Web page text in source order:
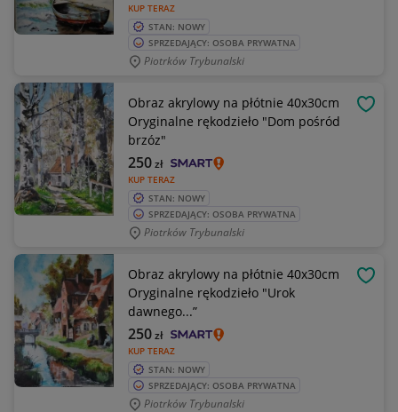
KUP TERAZ
STAN: NOWY
SPRZEDAJĄCY: OSOBA PRYWATNA
Piotrków Trybunalski
Obraz akrylowy na płótnie 40x30cm
Oryginalne rękodzieło "Dom pośród
brzóz"
KUP TERAZ
250zł
STAN: NOWY
SPRZEDAJĄCY: OSOBA PRYWATNA
Piotrków Trybunalski
Obraz akrylowy na płótnie 40x30cm
Oryginalne rękodzieło "Urok
dawnego...”
KUP TERAZ
250zł
STAN: NOWY
SPRZEDAJĄCY: OSOBA PRYWATNA
Piotrków Trybunalski